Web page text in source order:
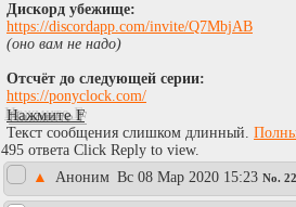
Дискорд убежище:
https://discordapp.com/invite/Q7MbjAB
(оно вам не надо)
Отсчёт до следующей серии:
https://ponyclock.com/
Нажмите F
Текст сообщения слишком длинный.
495 ответа Click Reply to view.
▲
Аноним Вc 08 Мар 2020 15:23 No.